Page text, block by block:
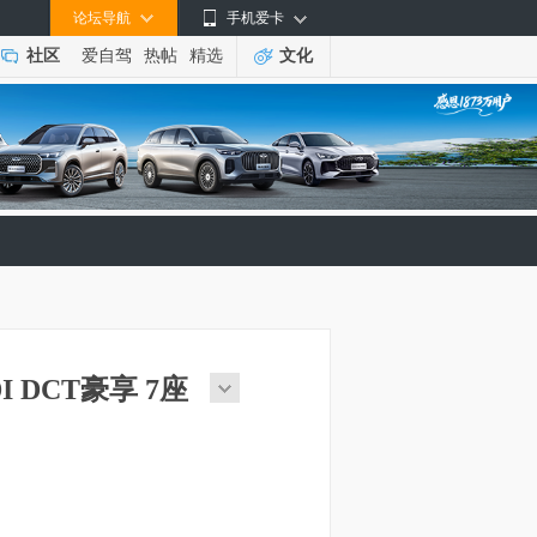
手机爱卡
论坛导航
社区 爱自驾 热帖 精选 文化
DCT豪享 7座